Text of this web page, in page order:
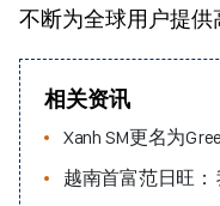
不断为全球用户提供
相关资讯
Xanh SM更名为
越南首富范日旺